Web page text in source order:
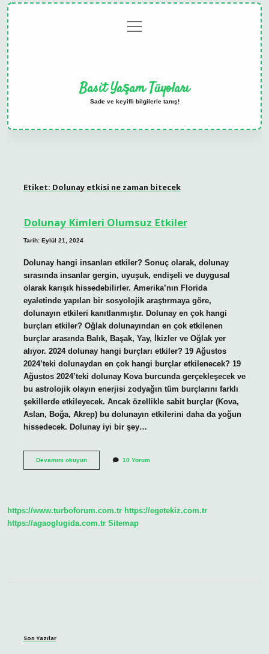
menüyü
aç
Basit Yaşam Tüyoları
Sade ve keyifli bilgilerle tanış!
Etiket: Dolunay etkisi ne zaman bitecek
Dolunay Kimleri Olumsuz Etkiler
Tarih: Eylül 21, 2024
Dolunay hangi insanları etkiler? Sonuç olarak, dolunay
sırasında insanlar gergin, uyuşuk, endişeli ve duygusal
olarak karışık hissedebilirler. Amerika’nın Florida
eyaletinde yapılan bir sosyolojik araştırmaya göre,
dolunayın etkileri kanıtlanmıştır. Dolunay en çok hangi
burçları etkiler? Oğlak dolunayından en çok etkilenen
burçlar arasında Balık, Başak, Yay, İkizler ve Oğlak yer
alıyor. 2024 dolunay hangi burçları etkiler? 19 Ağustos
2024’teki dolunaydan en çok hangi burçlar etkilenecek? 19
Ağustos 2024’teki dolunay Kova burcunda gerçekleşecek ve
bu astrolojik olayın enerjisi zodyağın tüm burçlarını farklı
şekillerde etkileyecek. Ancak özellikle sabit burçlar (Kova,
Aslan, Boğa, Akrep) bu dolunayın etkilerini daha da yoğun
hissedecek. Dolunay iyi bir şey…
Devamını okuyunDolunay
10 Yorum
https://www.turboforum.com.tr https://egetekiz.com.tr
https://agaoglugida.com.tr Sitemap
Son Yazılar